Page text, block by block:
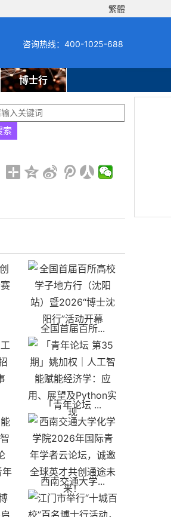
繁體
咨询热线：400-1025-688
博士行
全国首届百所...
「青年论坛 ...
西南交通大学...